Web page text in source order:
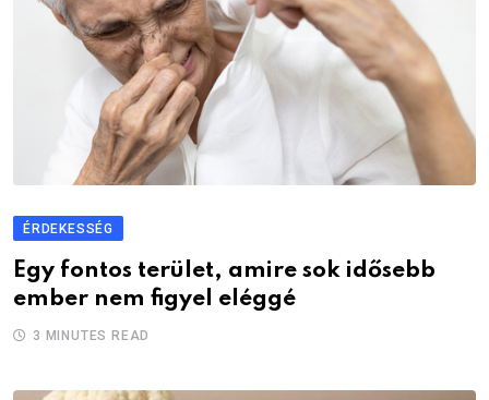
ÉRDEKESSÉG
Egy fontos terület, amire sok idősebb
ember nem figyel eléggé
3 MINUTES READ